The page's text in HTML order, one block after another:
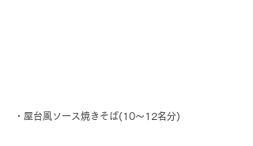
・屋台風ソース焼きそば(10～12名分)